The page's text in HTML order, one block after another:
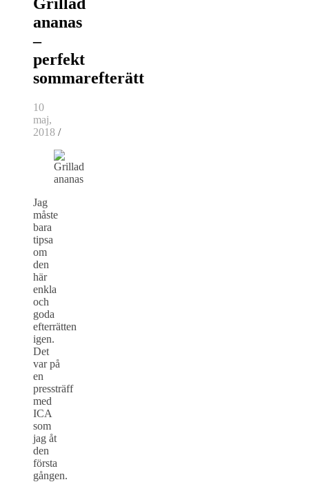
ananas
–
perfekt
sommarefterätt
10
maj,
2018 /
Jag
måste
bara
tipsa
om
den
här
enkla
och
goda
efterrätten
igen.
Det
var på
en
pressträff
med
ICA
som
jag åt
den
första
gången.